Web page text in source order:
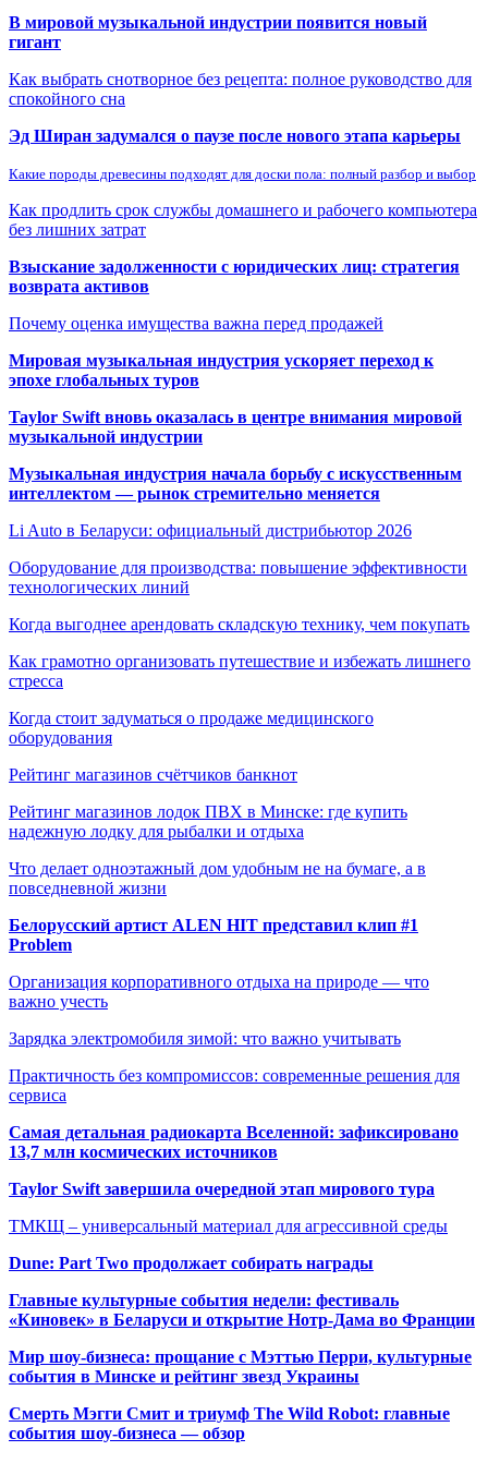
В мировой музыкальной индустрии появится новый
гигант
Как выбрать снотворное без рецепта: полное руководство для
спокойного сна
Эд Ширан задумался о паузе после нового этапа карьеры
Какие породы древесины подходят для доски пола: полный разбор и выбор
Как продлить срок службы домашнего и рабочего компьютера
без лишних затрат
Взыскание задолженности с юридических лиц: стратегия
возврата активов
Почему оценка имущества важна перед продажей
Мировая музыкальная индустрия ускоряет переход к
эпохе глобальных туров
Taylor Swift вновь оказалась в центре внимания мировой
музыкальной индустрии
Музыкальная индустрия начала борьбу с искусственным
интеллектом — рынок стремительно меняется
Li Auto в Беларуси: официальный дистрибьютор 2026
Оборудование для производства: повышение эффективности
технологических линий
Когда выгоднее арендовать складскую технику, чем покупать
Как грамотно организовать путешествие и избежать лишнего
стресса
Когда стоит задуматься о продаже медицинского
оборудования
Рейтинг магазинов счётчиков банкнот
Рейтинг магазинов лодок ПВХ в Минске: где купить
надежную лодку для рыбалки и отдыха
Что делает одноэтажный дом удобным не на бумаге, а в
повседневной жизни
Белорусский артист ALEN HIT представил клип #1
Problem
Организация корпоративного отдыха на природе — что
важно учесть
Зарядка электромобиля зимой: что важно учитывать
Практичность без компромиссов: современные решения для
сервиса
Самая детальная радиокарта Вселенной: зафиксировано
13,7 млн космических источников
Taylor Swift завершила очередной этап мирового тура
ТМКЩ – универсальный материал для агрессивной среды
Dune: Part Two продолжает собирать награды
Главные культурные события недели: фестиваль
«Киновек» в Беларуси и открытие Нотр-Дама во Франции
Мир шоу-бизнеса: прощание с Мэттью Перри, культурные
события в Минске и рейтинг звезд Украины
Смерть Мэгги Смит и триумф The Wild Robot: главные
события шоу-бизнеса — обзор